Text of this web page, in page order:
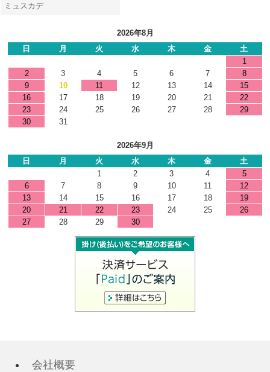
ミュスカデ
2026年8月
日
月 火 水 木 金
土
1
2
3 4 5 6 7
8
9
10 11 12 13 14
15
16
17 18 19 20 21
22
23
24 25 26 27 28
29
30
31
2026年9月
日
月 火 水 木 金
土
1
2 3 4
5
6
7 8 9 10 11
12
13
14 15 16 17 18
19
20
21 22 23 24 25
26
27
28 29 30
会社概要